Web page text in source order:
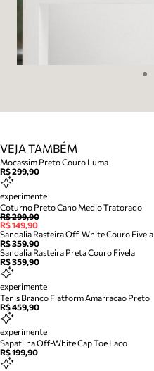
VEJA TAMBÉM
Mocassim Preto Couro Luma
R$ 299,90
experimente
Coturno Preto Cano Medio Tratorado
R$ 299,90
R$ 149,90
Sandalia Rasteira Off-White Couro Fivela
R$ 359,90
Sandalia Rasteira Preta Couro Fivela
R$ 359,90
experimente
Tenis Branco Flatform Amarracao Preto
R$ 459,90
experimente
Sapatilha Off-White Cap Toe Laco
R$ 199,90